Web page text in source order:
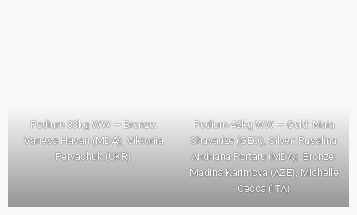
Podium 33kg WW — Bronze:
Vanesa Hasan (MDA), Viktoriia
Pervachuk (UKR)
Podium 46kg WW — Gold: Maia
Shavadze (GEO), Silver: Rusalina
Andriana Portaru (MDA), Bronze:
Madina Karimova (AZE), Michelle
Cecca (ITA)